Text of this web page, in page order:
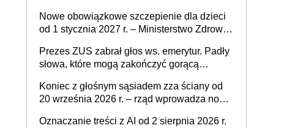
Nowe obowiązkowe szczepienie dla dzieci
od 1 stycznia 2027 r. – Ministerstwo Zdrowia
2027 r.
Prezes ZUS zabrał głos ws. emerytur. Padły
słowa, które mogą zakończyć gorącą
Koniec z głośnym sąsiadem zza ściany od
20 września 2026 r. – rząd wprowadza nowe
mieszkańców
Oznaczanie treści z AI od 2 sierpnia 2026 r.